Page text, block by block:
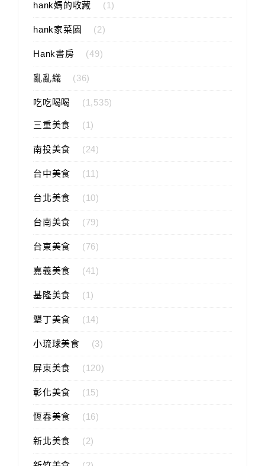
hank媽的收藏 (1)
hank家菜園 (2)
Hank書房 (49)
亂亂織 (36)
吃吃喝喝 (1,535)
三重美食 (1)
南投美食 (24)
台中美食 (11)
台北美食 (10)
台南美食 (79)
台東美食 (76)
嘉義美食 (41)
基隆美食 (1)
墾丁美食 (14)
小琉球美食 (3)
屏東美食 (120)
彰化美食 (15)
恆春美食 (16)
新北美食 (2)